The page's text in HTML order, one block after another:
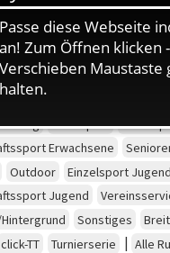
Schulsport
Erwachsene
Outdoor
Einzelsport Jugend
Jugend
Sonstiges
click-TT Turnierserie | Alle